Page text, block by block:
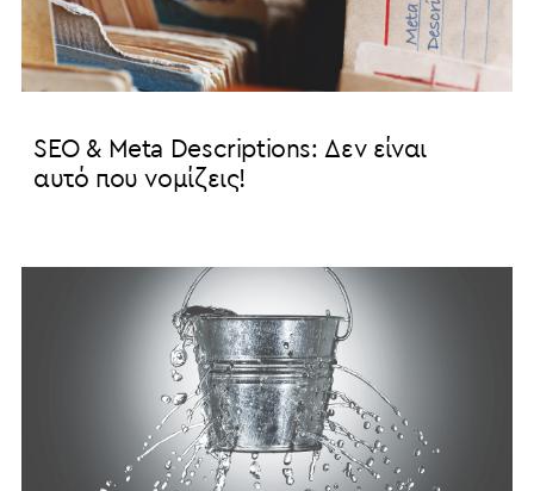
SEO & Meta Descriptions: Δεν είναι
αυτό που νομίζεις!